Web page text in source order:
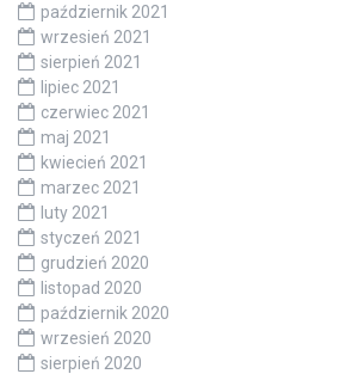
październik 2021
wrzesień 2021
sierpień 2021
lipiec 2021
czerwiec 2021
maj 2021
kwiecień 2021
marzec 2021
luty 2021
styczeń 2021
grudzień 2020
listopad 2020
październik 2020
wrzesień 2020
sierpień 2020